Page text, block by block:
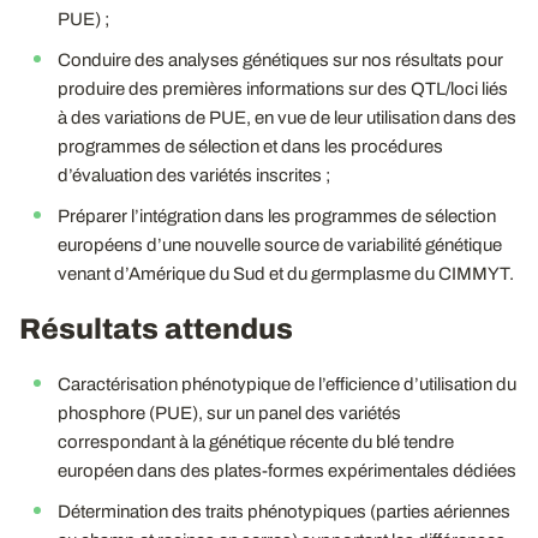
PUE) ;
Conduire des analyses génétiques sur nos résultats pour
produire des premières informations sur des QTL/loci liés
à des variations de PUE, en vue de leur utilisation dans des
programmes de sélection et dans les procédures
d’évaluation des variétés inscrites ;
Préparer l’intégration dans les programmes de sélection
européens d’une nouvelle source de variabilité génétique
venant d’Amérique du Sud et du germplasme du CIMMYT.
Résultats attendus
Caractérisation phénotypique de l’efficience d’utilisation du
phosphore (PUE), sur un panel des variétés
correspondant à la génétique récente du blé tendre
européen dans des plates-formes expérimentales dédiées
Détermination des traits phénotypiques (parties aériennes